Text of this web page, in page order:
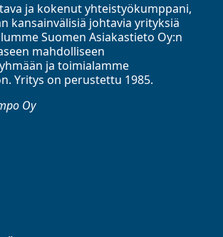
ja kokenut yhteistyökumppani,
kansainvälisiä johtavia yrityksiä
Suomen Asiakastieto Oy:n
mahdolliseen
ja toimialamme
Yritys on perustettu 1985.
Oy